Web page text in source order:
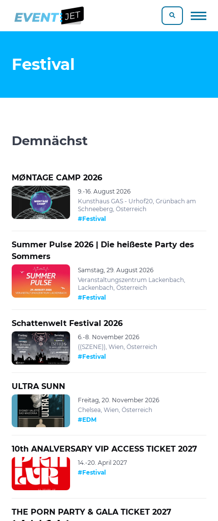
Festival
Demnächst
MØNTAGE CAMP 2026
9.-16. August 2026
Kunsthaus GAS - Urhof20, Grünbach am
Schneeberg, Österreich
#Festival
Summer Pulse 2026 | Die heißeste Party des
Sommers
Samstag, 29. August 2026
Veranstaltungszentrum Lackenbach,
Lackenbach, Österreich
#Festival
Schattenwelt Festival 2026
6.-8. November 2026
((SZENE)), Wien, Österreich
#Festival
ULTRA SUNN
Freitag, 20. November 2026
Chelsea, Wien, Österreich
#EDM
10th ANALVERSARY VIP ACCESS TICKET 2027
14.-20. April 2027
#Festival
THE PORN PARTY & GALA TICKET 2027